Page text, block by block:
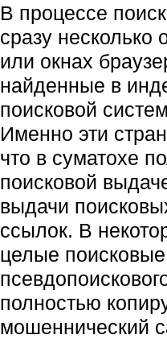
В процессе
сразу
или окнах
найденные в
поисковой
Именно эти
что в суматохе
поисковой
выдачи
ссылок. В
целые
полностью
мошеннический